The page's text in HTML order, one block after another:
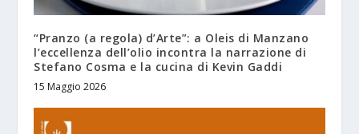
“Pranzo (a regola) d’Arte”: a Oleis di Manzano
l’eccellenza dell’olio incontra la narrazione di
Stefano Cosma e la cucina di Kevin Gaddi
15 Maggio 2026